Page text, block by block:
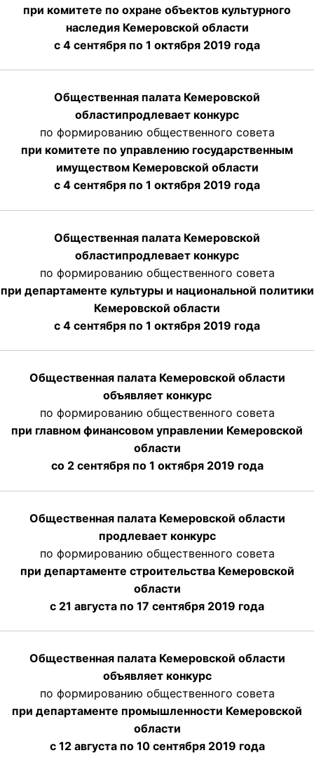
при комитете по охране объектов культурного
наследия Кемеровской области
с 4 сентября по 1 октября 2019 года
Общественная палата Кемеровской
областипродлевает конкурс
по формированию общественного совета
при комитете по управлению государственным
имуществом Кемеровской области
с 4 сентября по 1 октября 2019 года
Общественная палата Кемеровской
областипродлевает конкурс
по формированию общественного совета
при департаменте культуры и национальной политики
Кемеровской области
с 4 сентября по 1 октября 2019 года
Общественная палата Кемеровской области
объявляет конкурс
по формированию общественного совета
при главном финансовом управлении Кемеровской
области
со 2 сентября по 1 октября 2019 года
Общественная палата Кемеровской области
продлевает конкурс
по формированию общественного совета
при департаменте строительства Кемеровской
области
с 21 августа по 17 сентября 2019 года
Общественная палата Кемеровской области
объявляет конкурс
по формированию общественного совета
при департаменте промышленности Кемеровской
области
с 12 августа по 10 сентября 2019 года